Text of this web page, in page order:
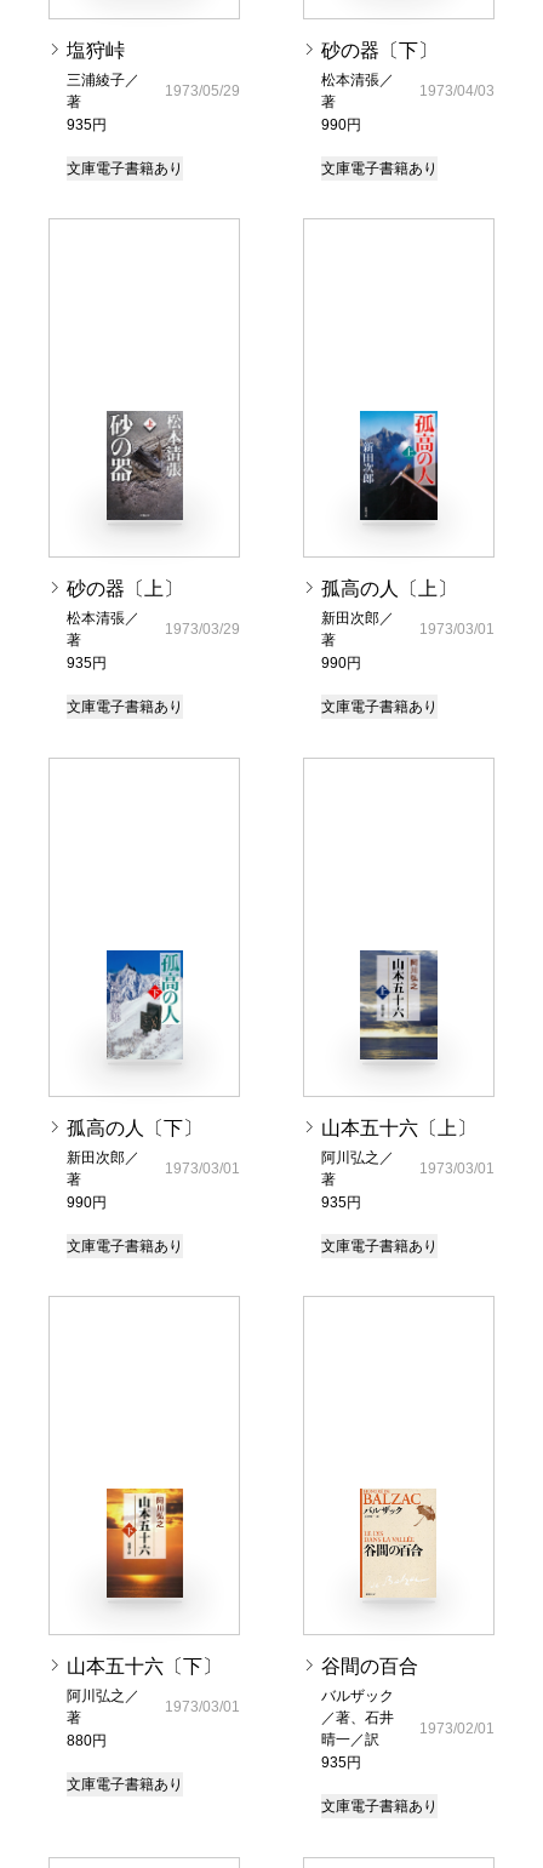
塩狩峠
三浦綾子／
著
935円
1973/05/29
文庫電子書籍あり
砂の器〔下〕
松本清張／
著
990円
1973/04/03
文庫電子書籍あり
砂の器〔上〕
松本清張／
著
935円
1973/03/29
文庫電子書籍あり
孤高の人〔上〕
新田次郎／
著
990円
1973/03/01
文庫電子書籍あり
孤高の人〔下〕
新田次郎／
著
990円
1973/03/01
文庫電子書籍あり
山本五十六〔上〕
阿川弘之／
著
935円
1973/03/01
文庫電子書籍あり
山本五十六〔下〕
阿川弘之／
著
880円
1973/03/01
文庫電子書籍あり
谷間の百合
バルザック
／著、石井
晴一／訳
935円
1973/02/01
文庫電子書籍あり